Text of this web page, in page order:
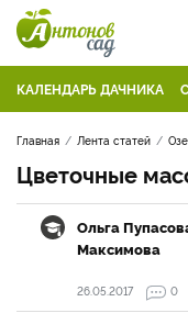
КАЛЕНДАРЬ ДАЧНИКА
Главная Лента статей
Цветочные
Ольга
Максимова
26.05.2017
0